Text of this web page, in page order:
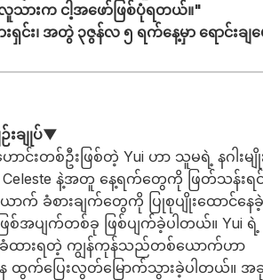
ားက ငါ့အဖော်ဖြစ်ပုံရတယ်။"
ရှင်း၊ အတွဲ ၃ဇွန်လ ၅ ရက်နေ့မှာ ရောင်းချပ
ချုပ်▼
င်းတစ်ဦးဖြစ်တဲ့ Yui ဟာ သူမရဲ့ နဂါးမ
နဲ့အတူ နေ့ရက်တွေကို ဖြတ်သန်းရင်
က် ခံစားချက်တွေကို ပြုစုပျိုးထောင်နေခဲ့
စ်အပျက်တစ်ခု ဖြစ်ပျက်ခဲ့ပါတယ်။ Yui
ျခံထားရတဲ့ ကျွန်ကုန်သည်တစ်ယောက်ဟာ
က်ပြေးလွတ်မြောက်သွားခဲ့ပါတယ်။ အခု